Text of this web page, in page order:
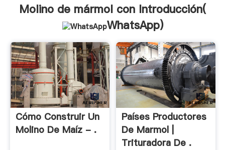
Molino de mármol con Introducción(
WhatsApp)
Cómo Construir Un
Molino De Maíz - .
Países Productores
De Marmol |
Trituradora De .